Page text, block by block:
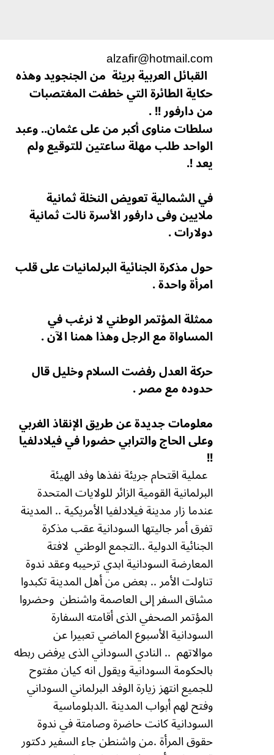
alzafir@hotmail.com
القبائل العربية بريئة من الجنجويد وهذه
حكاية الطائرة التي خطفت المغتصبات
من دارفور !! .
سلطات مناوى أكبر من على عثمان.. وعبد
الواحد طلب مهلة ساعتين للتوقيع ولم
يعد !.
في الشمالية تعويض النخلة ثمانية
ملايين وفى دارفور الأسرة نالت ثمانية
دولارات .
حول مذكرة الجنائية البرلمانيات على قلب
امرأة واحدة .
ممثلة المؤتمر الوطني لا نرغب في
المساواة مع الرجل وهذا همنا الآن .
حركة العدل رفضت السلام وخليل قال
حدوده مع مصر .
معلومات جديدة عن طريق الإنقاذ الغربي
وعلى الحاج والترابي حضورا في فيلادلفيا
!!
عملية اقتحام جريئة نفذها وفد الهيئة
البرلمانية القومية الزائر للولايات المتحدة
عندما زار مدينة فيلادلفيا الأمريكية .. المدينة
تفرق أمر جاليتها السودانية عقب مذكرة
الجنائية الدولية ..التجمع الوطني لافتة
المعارضة السودانية ابدي ترحيبه وعقد ندوة
تناولت الأمر .. بعض من أهل المدينة تكبدوا
مشاق السفر إلى العاصمة واشنطن وحضروا
المؤتمر الصحفي الذى أقامته السفارة
السودانية الأسبوع الماضي تعبيرا عن
موالاتهم .. النادي السوداني الذى يرفض ربطه
بالحكومة السودانية ويقول انه كيان مفتوح
للجميع انتهز زيارة الوفد البرلماني السوداني
وفتح لهم أبواب المدينة .الدبلوماسية
السودانية كانت حاضرة وصامتة في ندوة
حقوق المرأة .من واشنطن جاء السفير دكتور